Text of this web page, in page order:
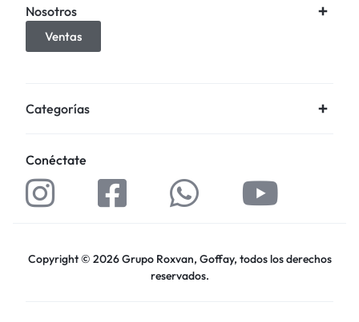
Nosotros
Ventas
Categorías
Conéctate
Copyright © 2026 Grupo Roxvan, Goffay, todos los derechos
reservados.